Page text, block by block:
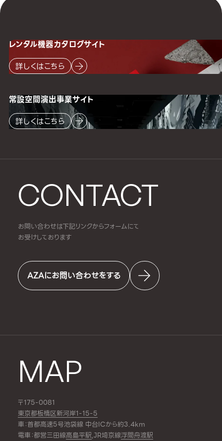
CONTACT
お問い合わせは下記リンクからフォームにて
お受けしております
AZAにお問い合わせをする
MAP
〒175-0081
東京都板橋区新河岸1-15-5
車：首都高速5号池袋線 中台ICから約3.4km
電車：都営三田線高島平駅,JR埼京線浮間舟渡駅
レンタル機器カタログサイト
詳しくはこちら
常設空間演出事業サイト
詳しくはこちら